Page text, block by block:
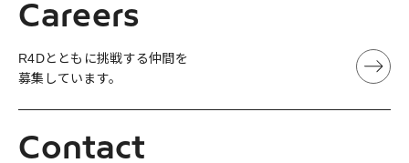
Careers
R4Dとともに挑戦する仲間を
募集しています。
Contact